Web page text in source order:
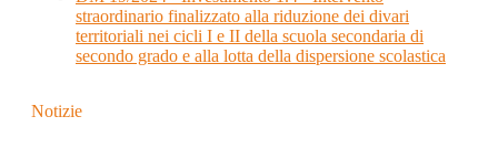
straordinario finalizzato alla riduzione dei divari
territoriali nei cicli I e II della scuola secondaria di
secondo grado e alla lotta della dispersione scolastica
Notizie